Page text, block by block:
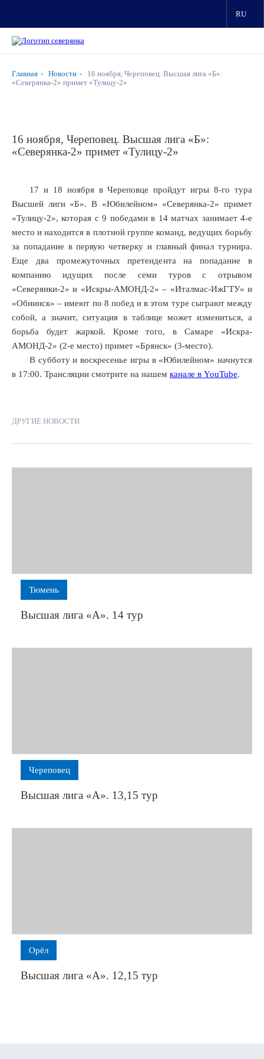
RU
Главная Новости
16 ноября, Череповец. Высшая лига «Б»:
«Северянка-2» примет «Тулицу-2»
16 ноября, Череповец. Высшая лига «Б»:
«Северянка-2» примет «Тулицу-2»
17 и 18 ноября в Череповце пройдут игры 8-го тура
Высшей лиги «Б». В «Юбилейном» «Северянка-2» примет
«Тулицу-2», которая с 9 победами в 14 матчах занимает 4-е
место и находится в плотной группе команд, ведущих борьбу
за попадание в первую четверку и главный финал турнира.
Еще два промежуточных претендента на попадание в
компанию идущих после семи туров с отрывом
«Северянки-2» и «Искры-АМОНД-2» – «Италмас-ИжГТУ» и
«Обнинск» – имеют по 8 побед и в этом туре сыграют между
собой, а значит, ситуация в таблице может измениться, а
борьба будет жаркой. Кроме того, в Самаре «Искра-
АМОНД-2» (2-е место) примет «Брянск» (3-место).
В субботу и воскресенье игры в «Юбилейном» начнутся
в 17:00. Трансляции смотрите на нашем канале в YouTube.
ДРУГИЕ НОВОСТИ
Тюмень
Высшая лига «А». 14 тур
Череповец
Высшая лига «А». 13,15 тур
Орёл
Высшая лига «А». 12,15 тур